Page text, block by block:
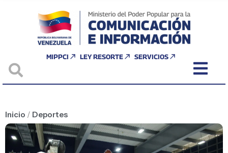
MIPPCI LEY RESORTE SERVICIOS
Inicio / Deportes